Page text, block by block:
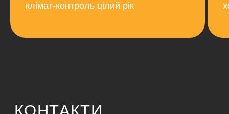
клімат-контроль цілий рік